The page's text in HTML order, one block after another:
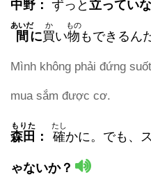
中野 ： ずっと 立ってい
間
あいだ
に買
か
い物
もの
もできるん
Mình không phải đứng
mua sắm được cơ.
森田
もりた
： 確
たし
かに。でも、
ゃないか？